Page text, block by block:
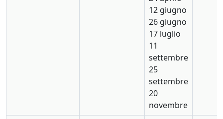
12 giugno
26 giugno
17 luglio
11
settembre
25
settembre
20
novembre